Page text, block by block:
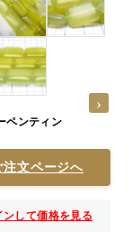
ペンティン
注文ページへ
ンして価格を見る